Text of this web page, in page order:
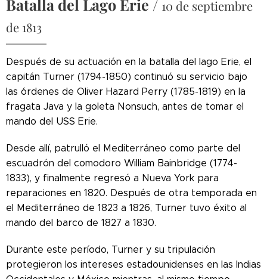
Batalla del Lago Erie / 10 de septiembre
de 1813
Después de su actuación en la batalla del lago Erie, el
capitán Turner (1794-1850) continuó su servicio bajo
las órdenes de Oliver Hazard Perry (1785-1819) en la
fragata Java y la goleta Nonsuch, antes de tomar el
mando del USS Erie.
Desde allí, patrulló el Mediterráneo como parte del
escuadrón del comodoro William Bainbridge (1774-
1833), y finalmente regresó a Nueva York para
reparaciones en 1820. Después de otra temporada en
el Mediterráneo de 1823 a 1826, Turner tuvo éxito al
mando del barco de 1827 a 1830.
Durante este período, Turner y su tripulación
protegieron los intereses estadounidenses en las Indias